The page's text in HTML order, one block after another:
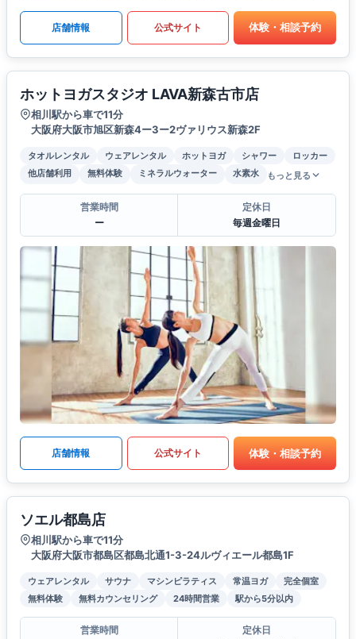
店舗情報 公式サイト 体験・相談予約
ホットヨガスタジオ LAVA新森古市店
相川駅から車で11分
大阪府大阪市旭区新森4ー3ー2ヴァリウス新森2F
タオルレンタル ウェアレンタル ホットヨガ シャワー
ロッカー
他店舗利用
無料体験 ミネラルウォーター 水素水 もっと見る
営業時間
ー
定休日
毎週金曜日
店舗情報 公式サイト 体験・相談予約
ソエル都島店
相川駅から車で11分
大阪府大阪市都島区都島北通1-3-24ルヴィエール都島1F
ウェアレンタル サウナ マシンピラティス 常温ヨガ
完全個室
無料体験
無料カウンセリング 24時間営業 駅から5分以内
営業時間
定休日